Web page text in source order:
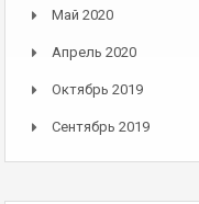
Май 2020
Апрель 2020
Октябрь 2019
Сентябрь 2019